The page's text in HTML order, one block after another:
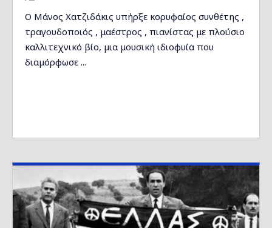
Ο Μάνος Χατζιδάκις υπήρξε κορυφαίος συνθέτης ,
τραγουδοποιός , μαέστρος , πιανίστας με πλούσιο
καλλιτεχνικό βίο, μια μουσική ιδιοφυία που
διαμόρφωσε ...